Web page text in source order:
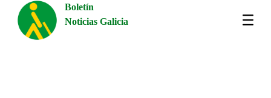
Boletín
Noticias Galicia